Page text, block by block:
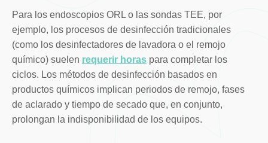
Para los endoscopios ORL o las sondas TEE, por
ejemplo, los procesos de desinfección tradicionales
(como los desinfectadores de lavadora o el remojo
químico) suelen requerir horaspara completar los
ciclos. Los métodos de desinfección basados en
productos químicos implican periodos de remojo, fases
de aclarado y tiempo de secado que, en conjunto,
prolongan la indisponibilidad de los equipos.